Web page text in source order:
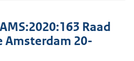
Raad
Amsterdam 20-